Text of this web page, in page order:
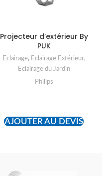
Projecteur d’extérieur By
PUK
Eclairage, Eclairage Extérieur,
Eclairage du Jardin
Philips
AJOUTER AU DEVIS